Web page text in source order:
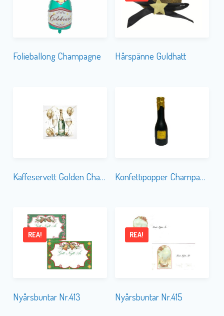
Folieballong Champagne Hårspänne Guldhatt
Kaffeservett Golden Champagne Konfettipopper Champagne
Nyårsbuntar Nr.413
REA!
Nyårsbuntar Nr.415
REA!